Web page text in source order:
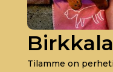
Tilamme on